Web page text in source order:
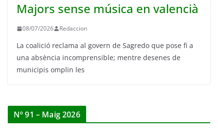
Majors sense música en valencià
08/07/2026 Redaccion
La coalició reclama al govern de Sagredo que pose fi a
una absència incomprensible; mentre desenes de
municipis omplin les
Nº 91 – Maig 2026